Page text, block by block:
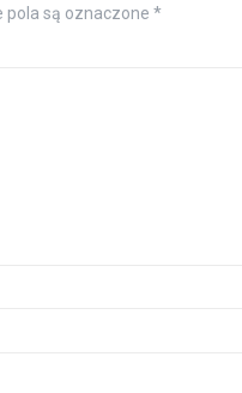
pola są oznaczone *